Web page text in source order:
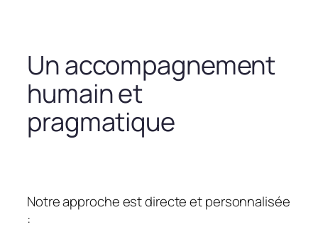
Un accompagnement
humain et
pragmatique
Notre approche est directe et personnalisée
: